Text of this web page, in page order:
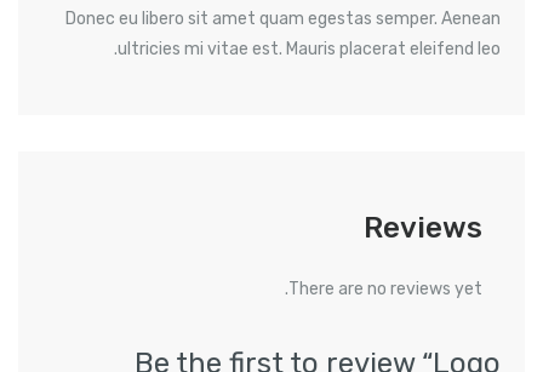
Donec eu libero sit amet quam egestas semper. Aenean
ultricies mi vitae est. Mauris placerat eleifend leo.
Reviews
There are no reviews yet.
Be the first to review “Logo